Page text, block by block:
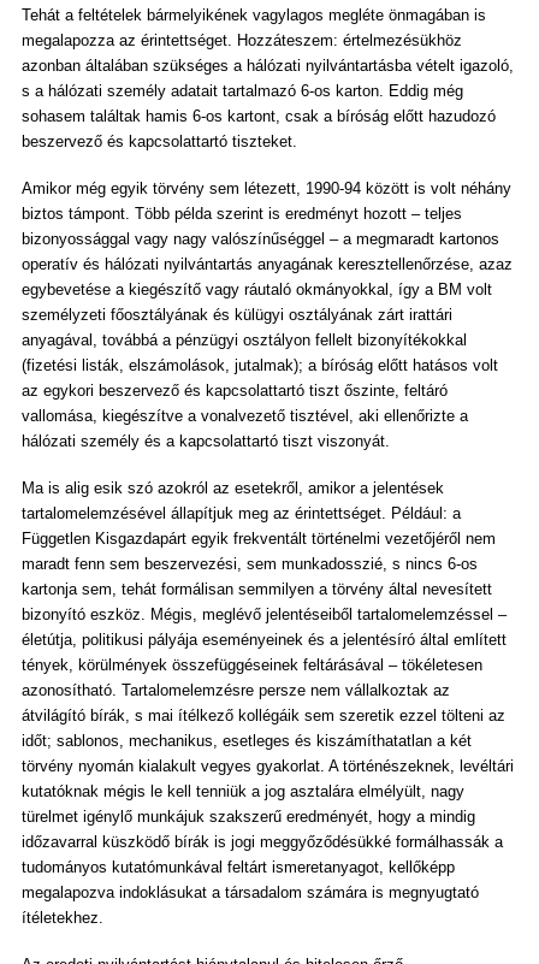
Tehát a feltételek bármelyikének vagylagos megléte önmagában is
megalapozza az érintettséget. Hozzáteszem: értelmezésükhöz
azonban általában szükséges a hálózati nyilvántartásba vételt igazoló,
s a hálózati személy adatait tartalmazó 6-os karton. Eddig még
sohasem találtak hamis 6-os kartont, csak a bíróság előtt hazudozó
beszervező és kapcsolattartó tiszteket.
Amikor még egyik törvény sem létezett, 1990-94 között is volt néhány
biztos támpont. Több példa szerint is eredményt hozott – teljes
bizonyossággal vagy nagy valószínűséggel – a megmaradt kartonos
operatív és hálózati nyilvántartás anyagának keresztellenőrzése, azaz
egybevetése a kiegészítő vagy ráutaló okmányokkal, így a BM volt
személyzeti főosztályának és külügyi osztályának zárt irattári
anyagával, továbbá a pénzügyi osztályon fellelt bizonyítékokkal
(fizetési listák, elszámolások, jutalmak); a bíróság előtt hatásos volt
az egykori beszervező és kapcsolattartó tiszt őszinte, feltáró
vallomása, kiegészítve a vonalvezető tisztével, aki ellenőrizte a
hálózati személy és a kapcsolattartó tiszt viszonyát.
Ma is alig esik szó azokról az esetekről, amikor a jelentések
tartalomelemzésével állapítjuk meg az érintettséget. Például: a
Független Kisgazdapárt egyik frekventált történelmi vezetőjéről nem
maradt fenn sem beszervezési, sem munkadosszié, s nincs 6-os
kartonja sem, tehát formálisan semmilyen a törvény által nevesített
bizonyító eszköz. Mégis, meglévő jelentéseiből tartalomelemzéssel –
életútja, politikusi pályája eseményeinek és a jelentésíró által említett
tények, körülmények összefüggéseinek feltárásával – tökéletesen
azonosítható. Tartalomelemzésre persze nem vállalkoztak az
átvilágító bírák, s mai ítélkező kollégáik sem szeretik ezzel tölteni az
időt; sablonos, mechanikus, esetleges és kiszámíthatatlan a két
törvény nyomán kialakult vegyes gyakorlat. A történészeknek, levéltári
kutatóknak mégis le kell tenniük a jog asztalára elmélyült, nagy
türelmet igénylő munkájuk szakszerű eredményét, hogy a mindig
időzavarral küszködő bírák is jogi meggyőződésükké formálhassák a
tudományos kutatómunkával feltárt ismeretanyagot, kellőképp
megalapozva indoklásukat a társadalom számára is megnyugtató
ítéletekhez.